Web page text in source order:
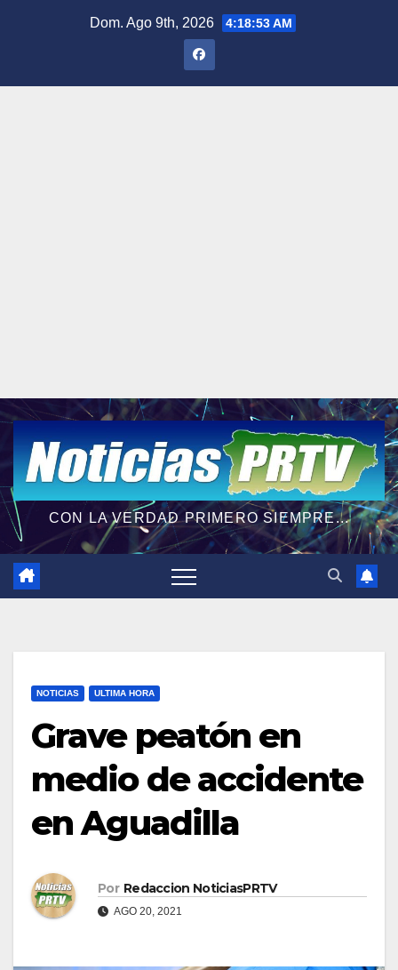
Dom. Ago 9th, 2026 4:18:54 AM
CON LA VERDAD PRIMERO SIEMPRE...
NOTICIAS ULTIMA HORA
Grave peatón en
medio de accidente
en Aguadilla
Por Redaccion NoticiasPRTV
AGO 20, 2021